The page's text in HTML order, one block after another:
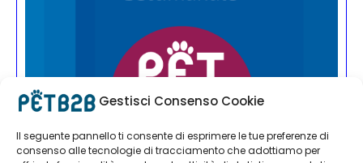
Gestisci Consenso Cookie
Il seguente pannello ti consente di esprimere le tue preferenze di
consenso alle tecnologie di tracciamento che adottiamo per